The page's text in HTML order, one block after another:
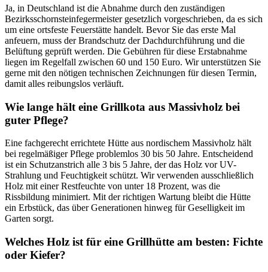
Ja, in Deutschland ist die Abnahme durch den zuständigen
Bezirksschornsteinfegermeister gesetzlich vorgeschrieben, da es sich
um eine ortsfeste Feuerstätte handelt. Bevor Sie das erste Mal
anfeuern, muss der Brandschutz der Dachdurchführung und die
Belüftung geprüft werden. Die Gebühren für diese Erstabnahme
liegen im Regelfall zwischen 60 und 150 Euro. Wir unterstützen Sie
gerne mit den nötigen technischen Zeichnungen für diesen Termin,
damit alles reibungslos verläuft.
Wie lange hält eine Grillkota aus Massivholz bei
guter Pflege?
Eine fachgerecht errichtete Hütte aus nordischem Massivholz hält
bei regelmäßiger Pflege problemlos 30 bis 50 Jahre. Entscheidend
ist ein Schutzanstrich alle 3 bis 5 Jahre, der das Holz vor UV-
Strahlung und Feuchtigkeit schützt. Wir verwenden ausschließlich
Holz mit einer Restfeuchte von unter 18 Prozent, was die
Rissbildung minimiert. Mit der richtigen Wartung bleibt die Hütte
ein Erbstück, das über Generationen hinweg für Geselligkeit im
Garten sorgt.
Welches Holz ist für eine Grillhütte am besten: Fichte
oder Kiefer?